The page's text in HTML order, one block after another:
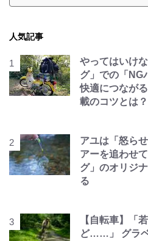
人気記事
やってはいけ
グ」での「NG
快適につなが
載のコツとは
アユは「怒ら
アーを追わせ
グ」のオリジ
る
【自転車】「
ど……」 グラ